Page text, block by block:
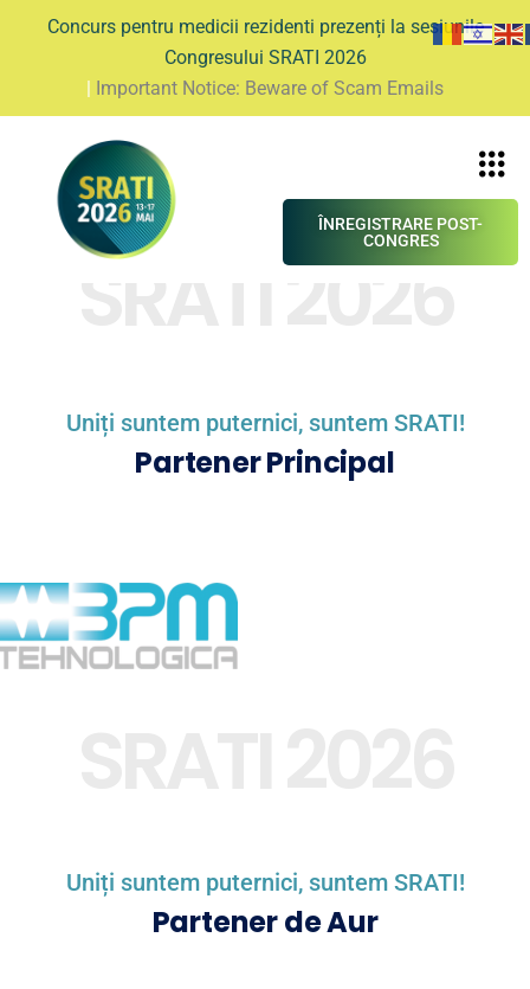
Concurs pentru medicii rezidenti prezenți la sesiunile
Congresului SRATI 2026
| Important Notice: Beware of Scam Emails
ÎNREGISTRARE POST-
CONGRES
Uniți suntem puternici, suntem SRATI!
Partener Principal
SRATI 2026
Uniți suntem puternici, suntem SRATI!
Partener de Aur